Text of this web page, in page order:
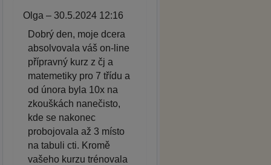
Olga – 30.5.2024 12:16
Dobrý den, moje dcera
absolvovala váš on-line
přípravný kurz z čj a
matemetiky pro 7 třídu a
od února byla 10x na
zkouškách nanečisto,
kde se nakonec
probojovala až 3 místo
na tabuli cti. Kromě
vašeho kurzu trénovala